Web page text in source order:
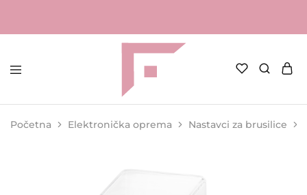
FAME
Profesionalna
za
kozmetičke
Početna Elektronička oprema Nastavci za brusilice